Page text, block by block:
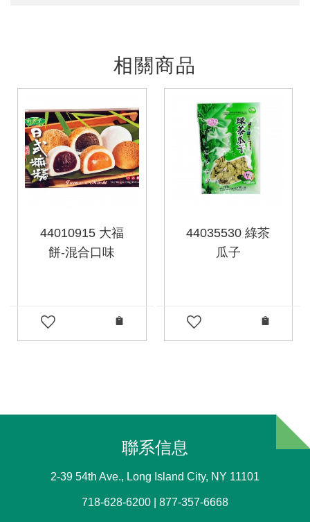
相關商品
44010915 大福
餅-混合口味
44035530 綠茶
瓜子
聯系信息
2-39 54th Ave., Long Island City, NY 11101
718-628-6200 | 877-357-6668